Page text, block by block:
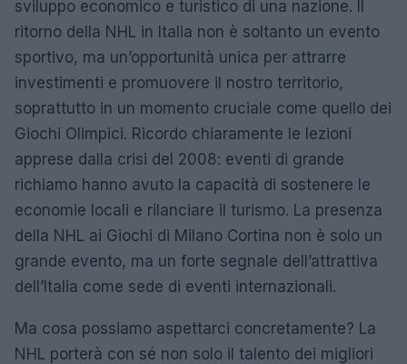
sviluppo economico e turistico di una nazione. Il
ritorno della NHL in Italia non è soltanto un evento
sportivo, ma un’opportunità unica per attrarre
investimenti e promuovere il nostro territorio,
soprattutto in un momento cruciale come quello dei
Giochi Olimpici. Ricordo chiaramente le lezioni
apprese dalla crisi del 2008: eventi di grande
richiamo hanno avuto la capacità di sostenere le
economie locali e rilanciare il turismo. La presenza
della NHL ai Giochi di Milano Cortina non è solo un
grande evento, ma un forte segnale dell’attrattiva
dell’Italia come sede di eventi internazionali.
Ma cosa possiamo aspettarci concretamente? La
NHL porterà con sé non solo il talento dei migliori